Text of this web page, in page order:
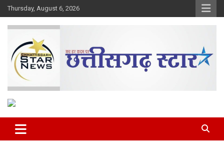
Skip
to
content
Thursday, August 6, 2026
Chhattisgarh Star